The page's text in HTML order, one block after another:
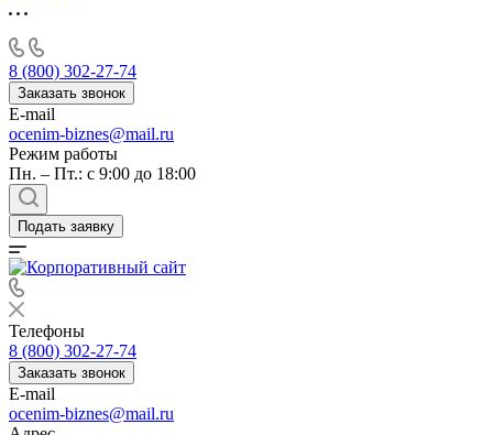
8 (800) 302-27-74
Заказать звонок
E-mail
ocenim-biznes@mail.ru
Режим работы
Пн. – Пт.: с 9:00 до 18:00
Подать заявку
Телефоны
8 (800) 302-27-74
Заказать звонок
E-mail
ocenim-biznes@mail.ru